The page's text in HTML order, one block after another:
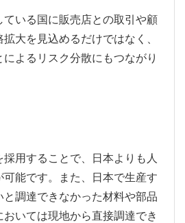
ている国に販売店との取引や顧
大を見込めるだけではなく、
よるリスク分散にもつながり
用することで、日本よりも人
能です。また、日本で生産す
と調達できなかった材料や部品
おいては現地から直接調達でき